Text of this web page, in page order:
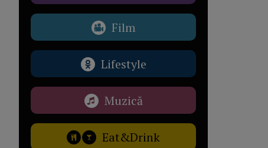
Film
Lifestyle
Muzică
Eat&Drink